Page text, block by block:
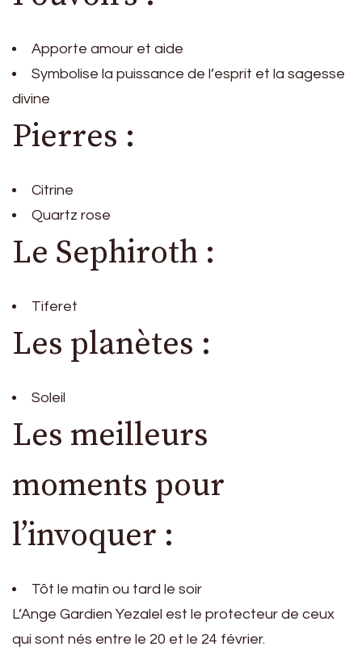
Apporte amour et aide
Symbolise la puissance de l’esprit et la sagesse
divine
Pierres :
Citrine
Quartz rose
Le Sephiroth :
Tiferet
Les planètes :
Soleil
Les meilleurs
moments pour
l’invoquer :
Tôt le matin ou tard le soir
L’Ange Gardien Yezalel est le protecteur de ceux
qui sont nés entre le 20 et le 24 février.